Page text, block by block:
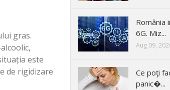
gras.
este
de rigidizare
România
6G. Miz...
Aug 09,
Ce poţi
panic�...